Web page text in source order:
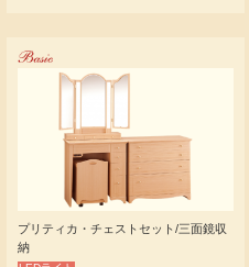
プリティカ・チェストセット/三面鏡収
納